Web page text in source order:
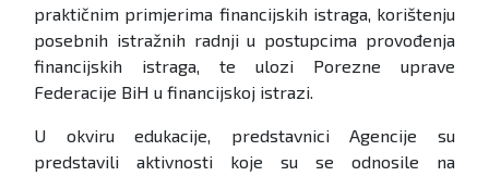
praktičnim primjerima financijskih istraga, korištenju
posebnih istražnih radnji u postupcima provođenja
financijskih istraga, te ulozi Porezne uprave
Federacije BiH u financijskoj istrazi.
U okviru edukacije, predstavnici Agencije su
predstavili aktivnosti koje su se odnosile na